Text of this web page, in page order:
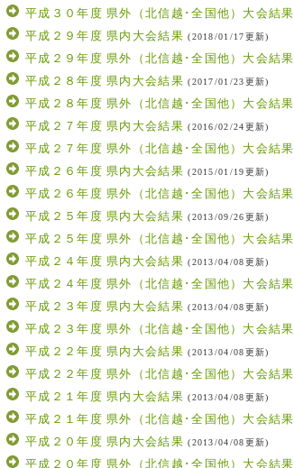
平成３０年度 県外（北信越･全国他）大会結果
平成２９年度 県内大会結果 (2018/01/17更新)
平成２９年度 県外（北信越･全国他）大会結果
平成２８年度 県内大会結果 (2017/01/23更新)
平成２８年度 県外（北信越･全国他）大会結果
平成２７年度 県内大会結果 (2016/02/24更新)
平成２７年度 県外（北信越･全国他）大会結果
平成２６年度 県内大会結果 (2015/01/19更新)
平成２６年度 県外（北信越･全国他）大会結果
平成２５年度 県内大会結果 (2013/09/26更新)
平成２５年度 県外（北信越･全国他）大会結果
平成２４年度 県内大会結果 (2013/04/08更新)
平成２４年度 県外（北信越･全国他）大会結果
平成２３年度 県内大会結果 (2013/04/08更新)
平成２３年度 県外（北信越･全国他）大会結果
平成２２年度 県内大会結果 (2013/04/08更新)
平成２２年度 県外（北信越･全国他）大会結果
平成２１年度 県内大会結果 (2013/04/08更新)
平成２１年度 県外（北信越･全国他）大会結果
平成２０年度 県内大会結果 (2013/04/08更新)
平成２０年度 県外（北信越･全国他）大会結果